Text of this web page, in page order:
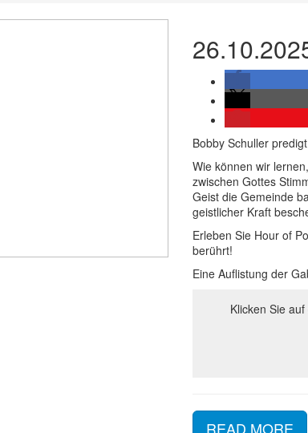
Bobby Schuller
Wie können wir
zwischen Gottes
Geist die Gemeinde
geistlicher Kraft
Erleben Sie Hour of
berührt!
Eine Auflistung der
Klicken Sie
READ MORE